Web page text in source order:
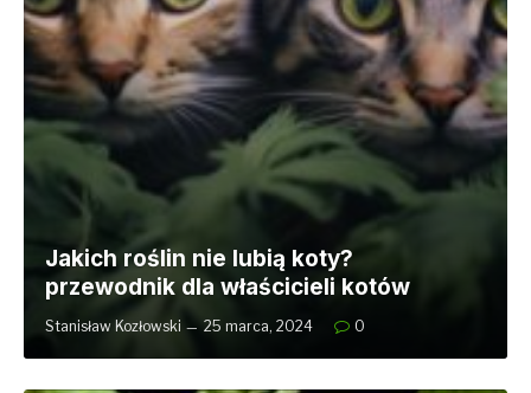
Jakich roślin nie lubią koty?
przewodnik dla właścicieli kotów
Stanisław Kozłowski 25 marca, 2024 0